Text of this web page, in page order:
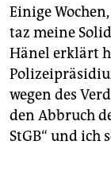
Einige
taz meine
Hänel erklärt
wegen des
den Abbruch
StGB“ und ich